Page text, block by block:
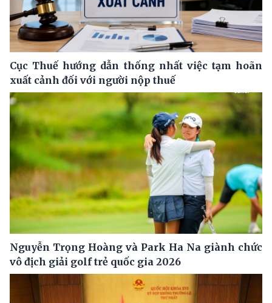
Cục Thuế hướng dẫn thống nhất việc tạm hoãn
xuất cảnh đối với người nộp thuế
Nguyễn Trọng Hoàng và Park Ha Na giành chức
vô địch giải golf trẻ quốc gia 2026